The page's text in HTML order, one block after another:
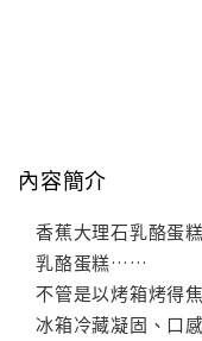
內容簡介
香蕉大理石乳酪蛋
乳酪蛋糕……
不管是以烤箱烤得
冰箱冷藏凝固、口